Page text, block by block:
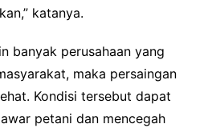
katanya.
banyak perusahaan yang
maka persaingan
Kondisi tersebut dapat
petani dan mencegah